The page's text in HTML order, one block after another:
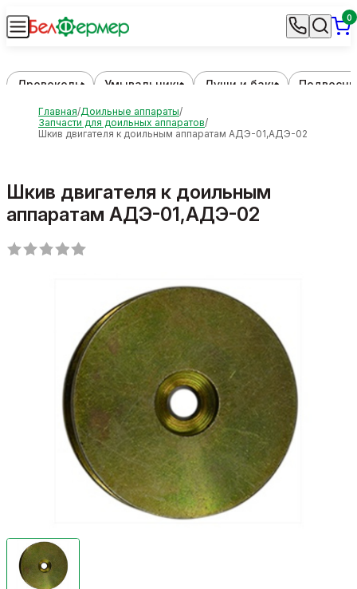
0
Дровоколы Умывальники Души и баки
Главная Доильные аппараты
Запчасти для доильных аппаратов
Шкив двигателя к доильным аппаратам АДЭ-01,АДЭ-02
Шкив двигателя к доильным
аппаратам АДЭ-01,АДЭ-02